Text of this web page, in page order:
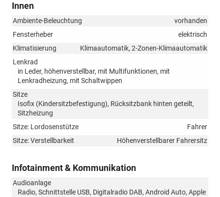
Innen
Ambiente-Beleuchtung
vorhanden
Fensterheber
elektrisch
Klimatisierung
Klimaautomatik, 2-Zonen-Klimaautomatik
Lenkrad
in Leder, höhenverstellbar, mit Multifunktionen, mit
Lenkradheizung, mit Schaltwippen
Sitze
Isofix (Kindersitzbefestigung), Rücksitzbank hinten geteilt,
Sitzheizung
Sitze: Lordosenstütze
Fahrer
Sitze: Verstellbarkeit
Höhenverstellbarer Fahrersitz
Infotainment & Kommunikation
Audioanlage
Radio, Schnittstelle USB, Digitalradio DAB, Android Auto, Apple